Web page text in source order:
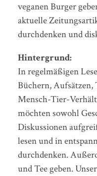
veganen Burger
aktuelle
durchdenken und
Hintergrund:
In regelmäßigen
Büchern,
Mensch-Tier-
möchten sowohl
Diskussionen
lesen und in
durchdenken.
und Tee geben.